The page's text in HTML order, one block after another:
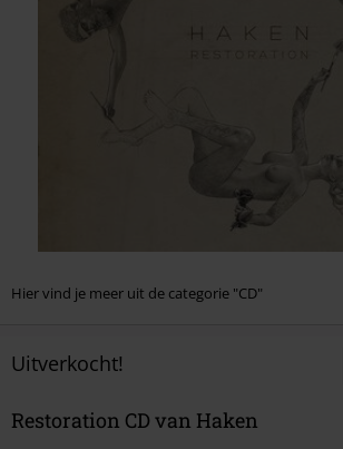
Hier vind je meer uit de categorie "CD"
Uitverkocht!
Restoration CD van Haken